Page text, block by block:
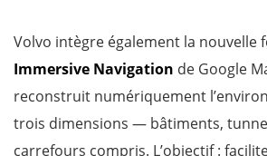
Volvo intègre également la nouvelle
Immersive Navigation de Google
reconstruit numériquement
trois dimensions — bâtiments,
carrefours compris. L’objectif :